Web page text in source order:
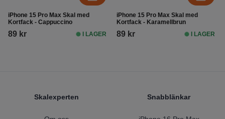
iPhone 15 Pro Max Skal med
Kortfack - Cappuccino
89 kr I LAGER
iPhone 15 Pro Max Skal med
Kortfack - Karamellbrun
89 kr I LAGER
Skalexperten Snabblänkar